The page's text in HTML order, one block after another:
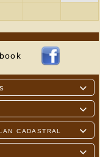



cadastral
